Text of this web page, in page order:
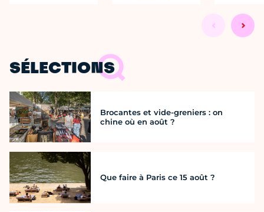
SÉLECTIONS
Brocantes et vide-greniers : on
chine où en août ?
Que faire à Paris ce 15 août ?